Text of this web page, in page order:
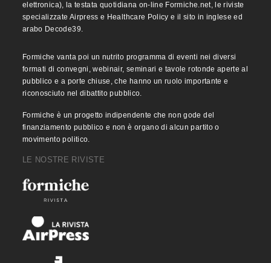
elettronica), la testata quotidiana on-line Formiche.net, le riviste
specializzate Airpress e Healthcare Policy e il sito in inglese ed
arabo Decode39.
Formiche vanta poi un nutrito programma di eventi nei diversi
formati di convegni, webinair, seminari e tavole rotonde aperte al
pubblico e a porte chiuse, che hanno un ruolo importante e
riconosciuto nel dibattito pubblico.
Formiche è un progetto indipendente che non gode del
finanziamento pubblico e non è organo di alcun partito o
movimento politico.
LE NOSTRE RIVISTE